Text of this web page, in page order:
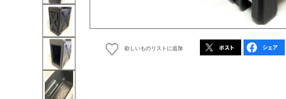
欲しいものリストに追加